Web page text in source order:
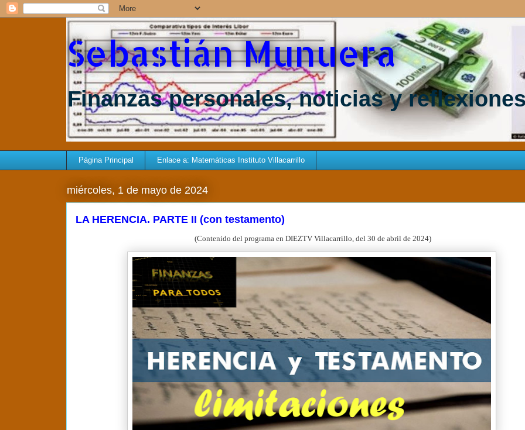
Sebastián Munuera
Finanzas personales, noticias y reflexiones
Página Principal Enlace a: Matemáticas Instituto Villacarrillo
miércoles, 1 de mayo de 2024
LA HERENCIA. PARTE II (con testamento)
(Contenido del programa en DIEZTV Villacarrillo, del 30 de abril de 2024)